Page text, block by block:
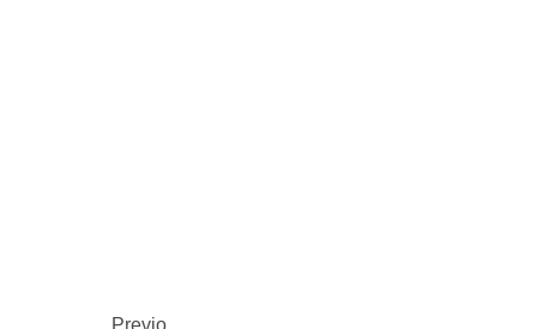
Previo